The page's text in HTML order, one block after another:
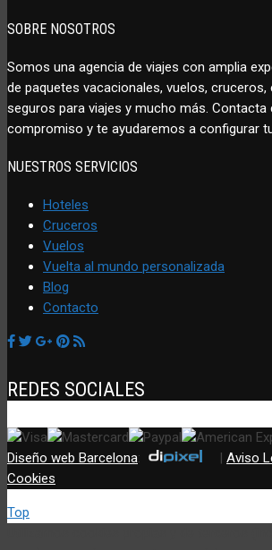
SOBRE NOSOTROS
Somos una agencia de viajes con amplia
de paquetes vacacionales, vuelos, cruceros,
seguros para viajes y mucho más.
compromiso y te ayudaremos a configurar
NUESTROS SERVICIOS
Hoteles
Cruceros
Vuelos
Vuelta al mundo personalizada
Blog
Contacto
REDES SOCIALES
Diseño web Barcelona: | Aviso
Cookies
Top